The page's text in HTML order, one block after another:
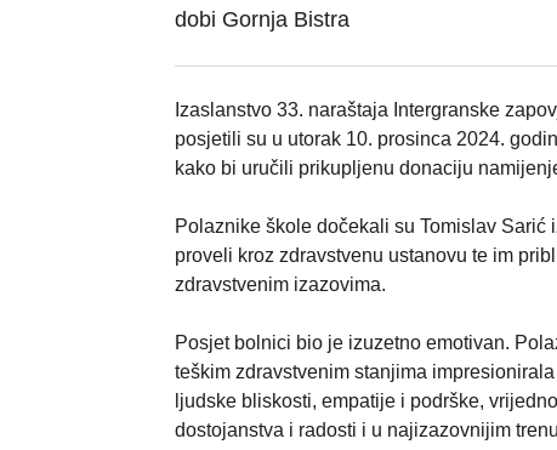
dobi Gornja Bistra
Izaslanstvo 33. naraštaja Intergranske
posjetili su u utorak 10. prosinca 2024.
kako bi uručili prikupljenu donaciju
Polaznike škole dočekali su Tomislav
proveli kroz zdravstvenu ustanovu te im
zdravstvenim izazovima.
Posjet bolnici bio je izuzetno emotivan.
teškim zdravstvenim stanjima
ljudske bliskosti, empatije i podrške,
dostojanstva i radosti i u najizazovnijim